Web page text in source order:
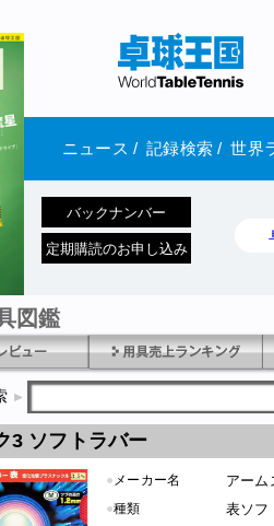
ニュース / 記録検索 / 世界
バックナンバー
定期購読のお申し込み
図鑑
3 ソフトラバー
● メーカー名 アーム
●種類 表ソフ